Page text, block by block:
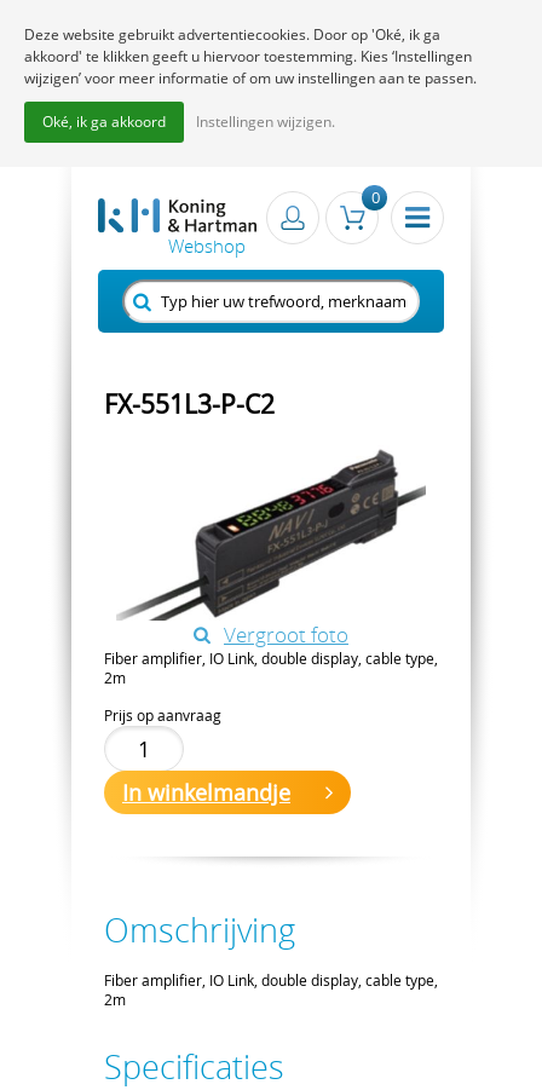
0
FX-551L3-P-C2
Vergroot foto
Fiber amplifier, IO Link, double display, cable type,
2m
Prijs op aanvraag
In winkelmandje
Omschrijving
Fiber amplifier, IO Link, double display, cable type,
2m
Specificaties
Deze website gebruikt advertentiecookies. Door op 'Oké, ik ga
akkoord' te klikken geeft u hiervoor toestemming. Kies ‘Instellingen
wijzigen’ voor meer informatie of om uw instellingen aan te passen.
Oké, ik ga akkoord Instellingen wijzigen.